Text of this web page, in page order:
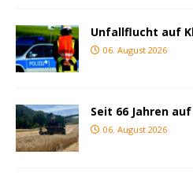
Unfallflucht auf
06. August 2026
Seit 66 Jahren
06. August 2026